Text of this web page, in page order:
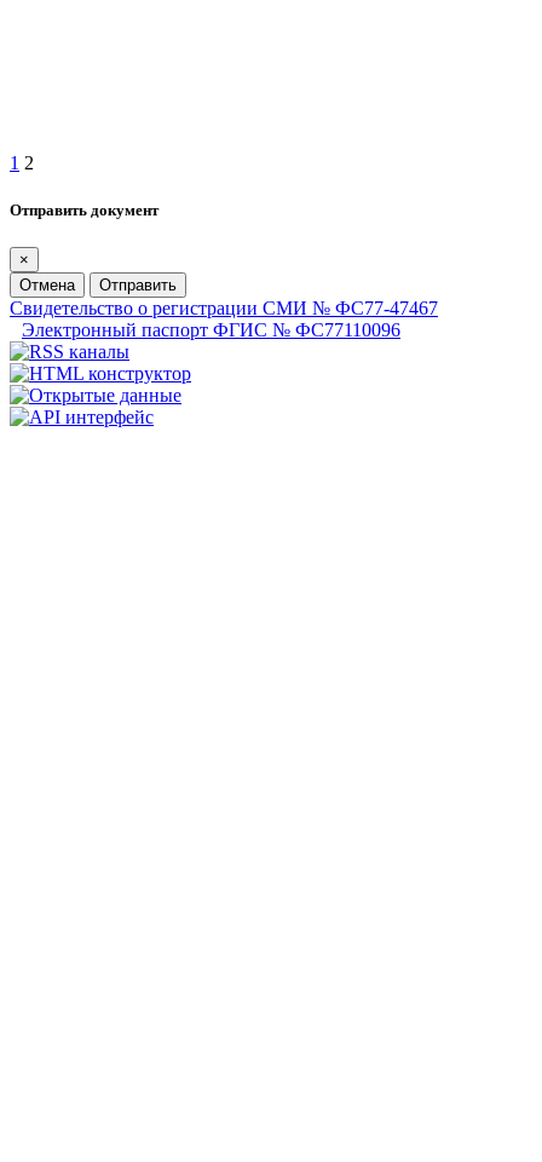
1 2
Отправить документ
×
Отмена
Отправить
Свидетельство о регистрации СМИ № ФС77-47467
Электронный паспорт ФГИС № ФС77110096